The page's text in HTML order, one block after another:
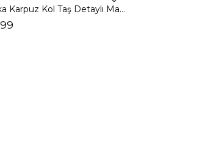
Kare Yaka Karpuz Kol Taş Detaylı Maxi Yağ Yeşili Civo Kadın Elbise 206Y501